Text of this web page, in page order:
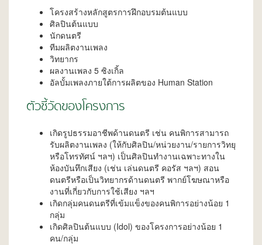
โครงสร้างหลักสูตรการฝึกอบรมต้นแบบ
ศิลปินต้นแบบ
นักดนตรี
ทีมผลิตงานเพลง
วิทยากร
ผลงานเพลง 5 ซิงเกิ้ล
อัลบั้มเพลงภายใต้การผลิตของ Human Station
ตัวชี้วัดของโครงการ
เกิดรูปธรรมอาชีพด้านดนตรี เช่น คนพิการสามารถ
รับผลิตงานเพลง (ให้กับศิลปิน/หน่วยงาน/รายการวิทยุ
หรือโทรทัศน์ ฯลฯ) เป็นศิลปินทำงานเฉพาะทางใน
ห้องบันทึกเสียง (เช่น เล่นดนตรี คอรัส ฯลฯ) สอน
ดนตรีหรือเป็นวิทยากรด้านดนตรี พากย์โฆษณาหรือ
งานที่เกี่ยวกับการใช้เสียง ฯลฯ
เกิดกลุ่มคนดนตรีที่เข้มแข็งของคนพิการอย่างน้อย 1
กลุ่ม
เกิดศิลปินต้นแบบ (Idol) ของโครงการอย่างน้อย 1
คน/กลุ่ม